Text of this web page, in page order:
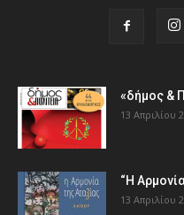
«δήμος &
13 Απριλίου
“Η
13 Απριλίου